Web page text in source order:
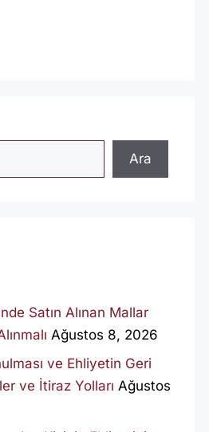
Ara
Satın Alınan Mallar
Ağustos 8, 2026
ve Ehliyetin Geri
ve İtiraz Yolları Ağustos